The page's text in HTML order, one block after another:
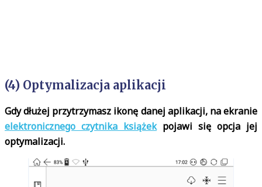
(4) Optymalizacja aplikacji
Gdy dłużej przytrzymasz ikonę danej aplikacji, na ekranie
elektronicznego czytnika książekpojawi się opcja jej
optymalizacji.